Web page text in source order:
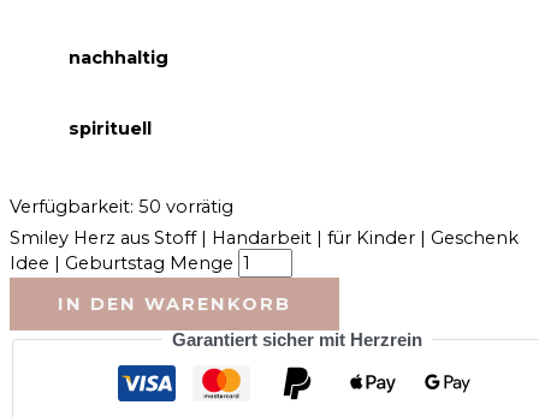
nachhaltig
spirituell
Verfügbarkeit: 50 vorrätig
Smiley Herz aus Stoff | Handarbeit | für Kinder | Geschenk
Idee | Geburtstag Menge
IN DEN WARENKORB
Garantiert sicher mit Herzrein